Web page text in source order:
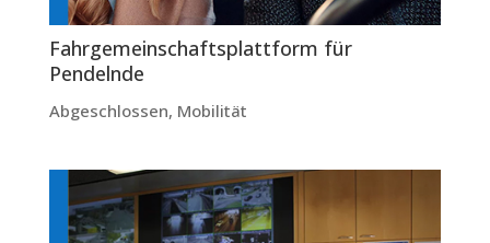
Fahrgemeinschaftsplattform für
Pendelnde
Abgeschlossen, Mobilität